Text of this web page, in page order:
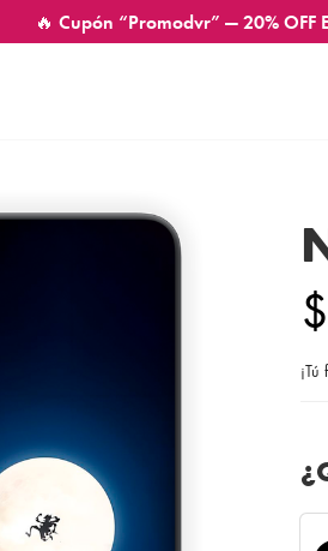
🔥 Cupón “Promodvr” — 20% OFF